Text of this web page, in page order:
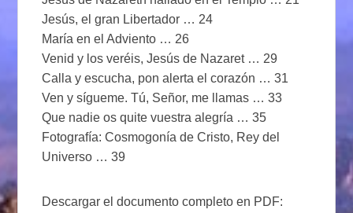
Jesús, el gran Libertador … 24
María en el Adviento … 26
Venid y los veréis, Jesús de Nazaret … 29
Calla y escucha, pon alerta el corazón … 31
Ven y sígueme. Tú, Señor, me llamas … 33
Que nadie os quite vuestra alegría … 35
Fotografía: Cosmogonía de Cristo, Rey del
Universo … 39
Descargar el documento completo en PDF: